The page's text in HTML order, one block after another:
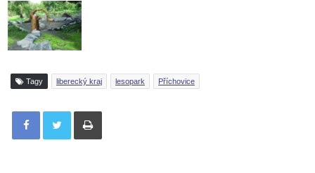
Tagy liberecký kraj lesopark Příchovice
Tisknout